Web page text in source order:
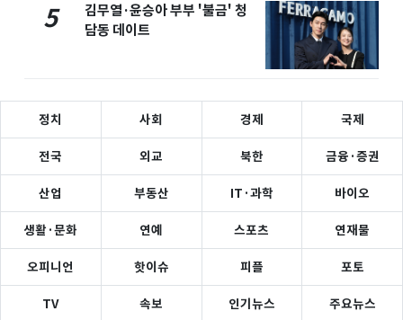
5
김무열·윤승아 부부 '불금' 청
담동 데이트
정치 사회 경제 국제
전국 외교 북한 금융·증권
산업 부동산 IT·과학 바이오
생활·문화 연예 스포츠 연재물
오피니언 핫이슈 피플 포토
TV 속보 인기뉴스 주요뉴스